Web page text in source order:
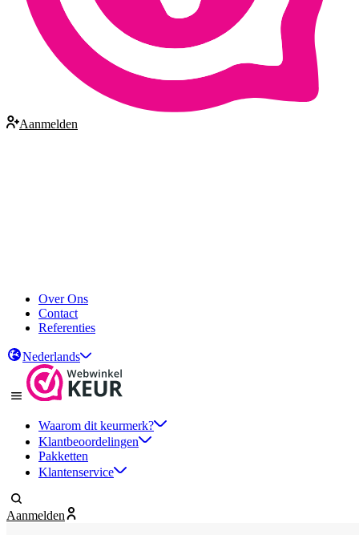
Aanmelden
Over Ons
Contact
Referenties
Nederlands
Waarom dit keurmerk?
Klantbeoordelingen
Pakketten
Klantenservice
Aanmelden